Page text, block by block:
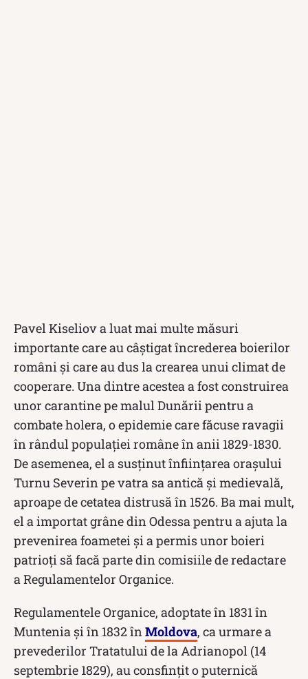
Pavel Kiseliov a luat mai multe măsuri
importante care au câștigat încrederea boierilor
români și care au dus la crearea unui climat de
cooperare. Una dintre acestea a fost construirea
unor carantine pe malul Dunării pentru a
combate holera, o epidemie care făcuse ravagii
în rândul populației române în anii 1829-1830.
De asemenea, el a susținut înființarea orașului
Turnu Severin pe vatra sa antică și medievală,
aproape de cetatea distrusă în 1526. Ba mai mult,
el a importat grâne din Odessa pentru a ajuta la
prevenirea foametei și a permis unor boieri
patrioți să facă parte din comisiile de redactare
a Regulamentelor Organice.
Regulamentele Organice, adoptate în 1831 în
Muntenia şi în 1832 în Moldova, ca urmare a
prevederilor Tratatului de la Adrianopol (14
septembrie 1829), au consfinţit o puternică